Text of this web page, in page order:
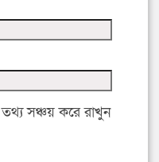
সঞ্চয় করে রাখুন